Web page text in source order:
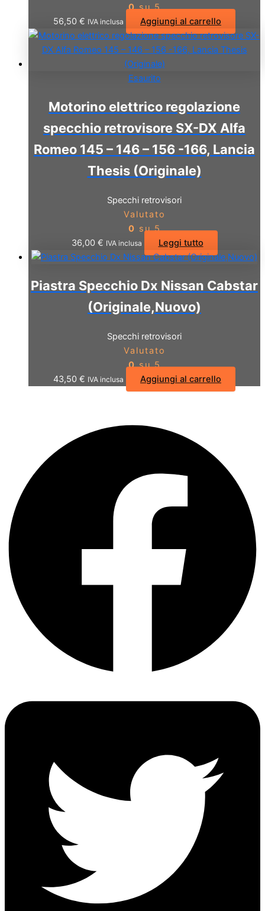
0su 5
56,50 € IVA inclusa Aggiungi al carrello
Esaurito
Motorino elettrico regolazione
specchio retrovisore SX-DX Alfa
Romeo 145 – 146 – 156 -166, Lancia
Thesis (Originale)
Specchi retrovisori
Valutato
0 su 5
36,00 € IVA inclusa Leggi tutto
Piastra Specchio Dx Nissan Cabstar
(Originale,Nuovo)
Specchi retrovisori
Valutato
0su 5
43,50 € IVA inclusa Aggiungi al carrello